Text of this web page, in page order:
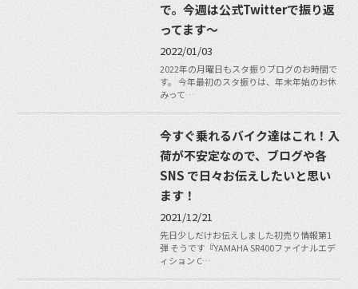
で。今週は公式Twitterで振り返
ってます〜
2022/01/03
2022年の月曜日もスタ振りブログのお時間で
す。 今年最初のスタ振りは、年末年始のお休
みって…
今すぐ乗れるバイク達はこれ！入
荷が不安定なので、ブログや各
SNS で日々お伝えしたいと思い
ます！
2021/12/21
先日少しだけお伝えしました初売り情報第1
弾 そうです『YAMAHA SR400ファイナルエデ
ィション C…